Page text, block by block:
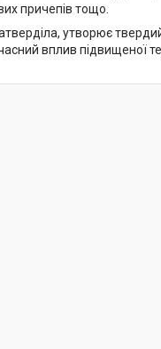
причепів тощо.
утворює
вплив підвищеної